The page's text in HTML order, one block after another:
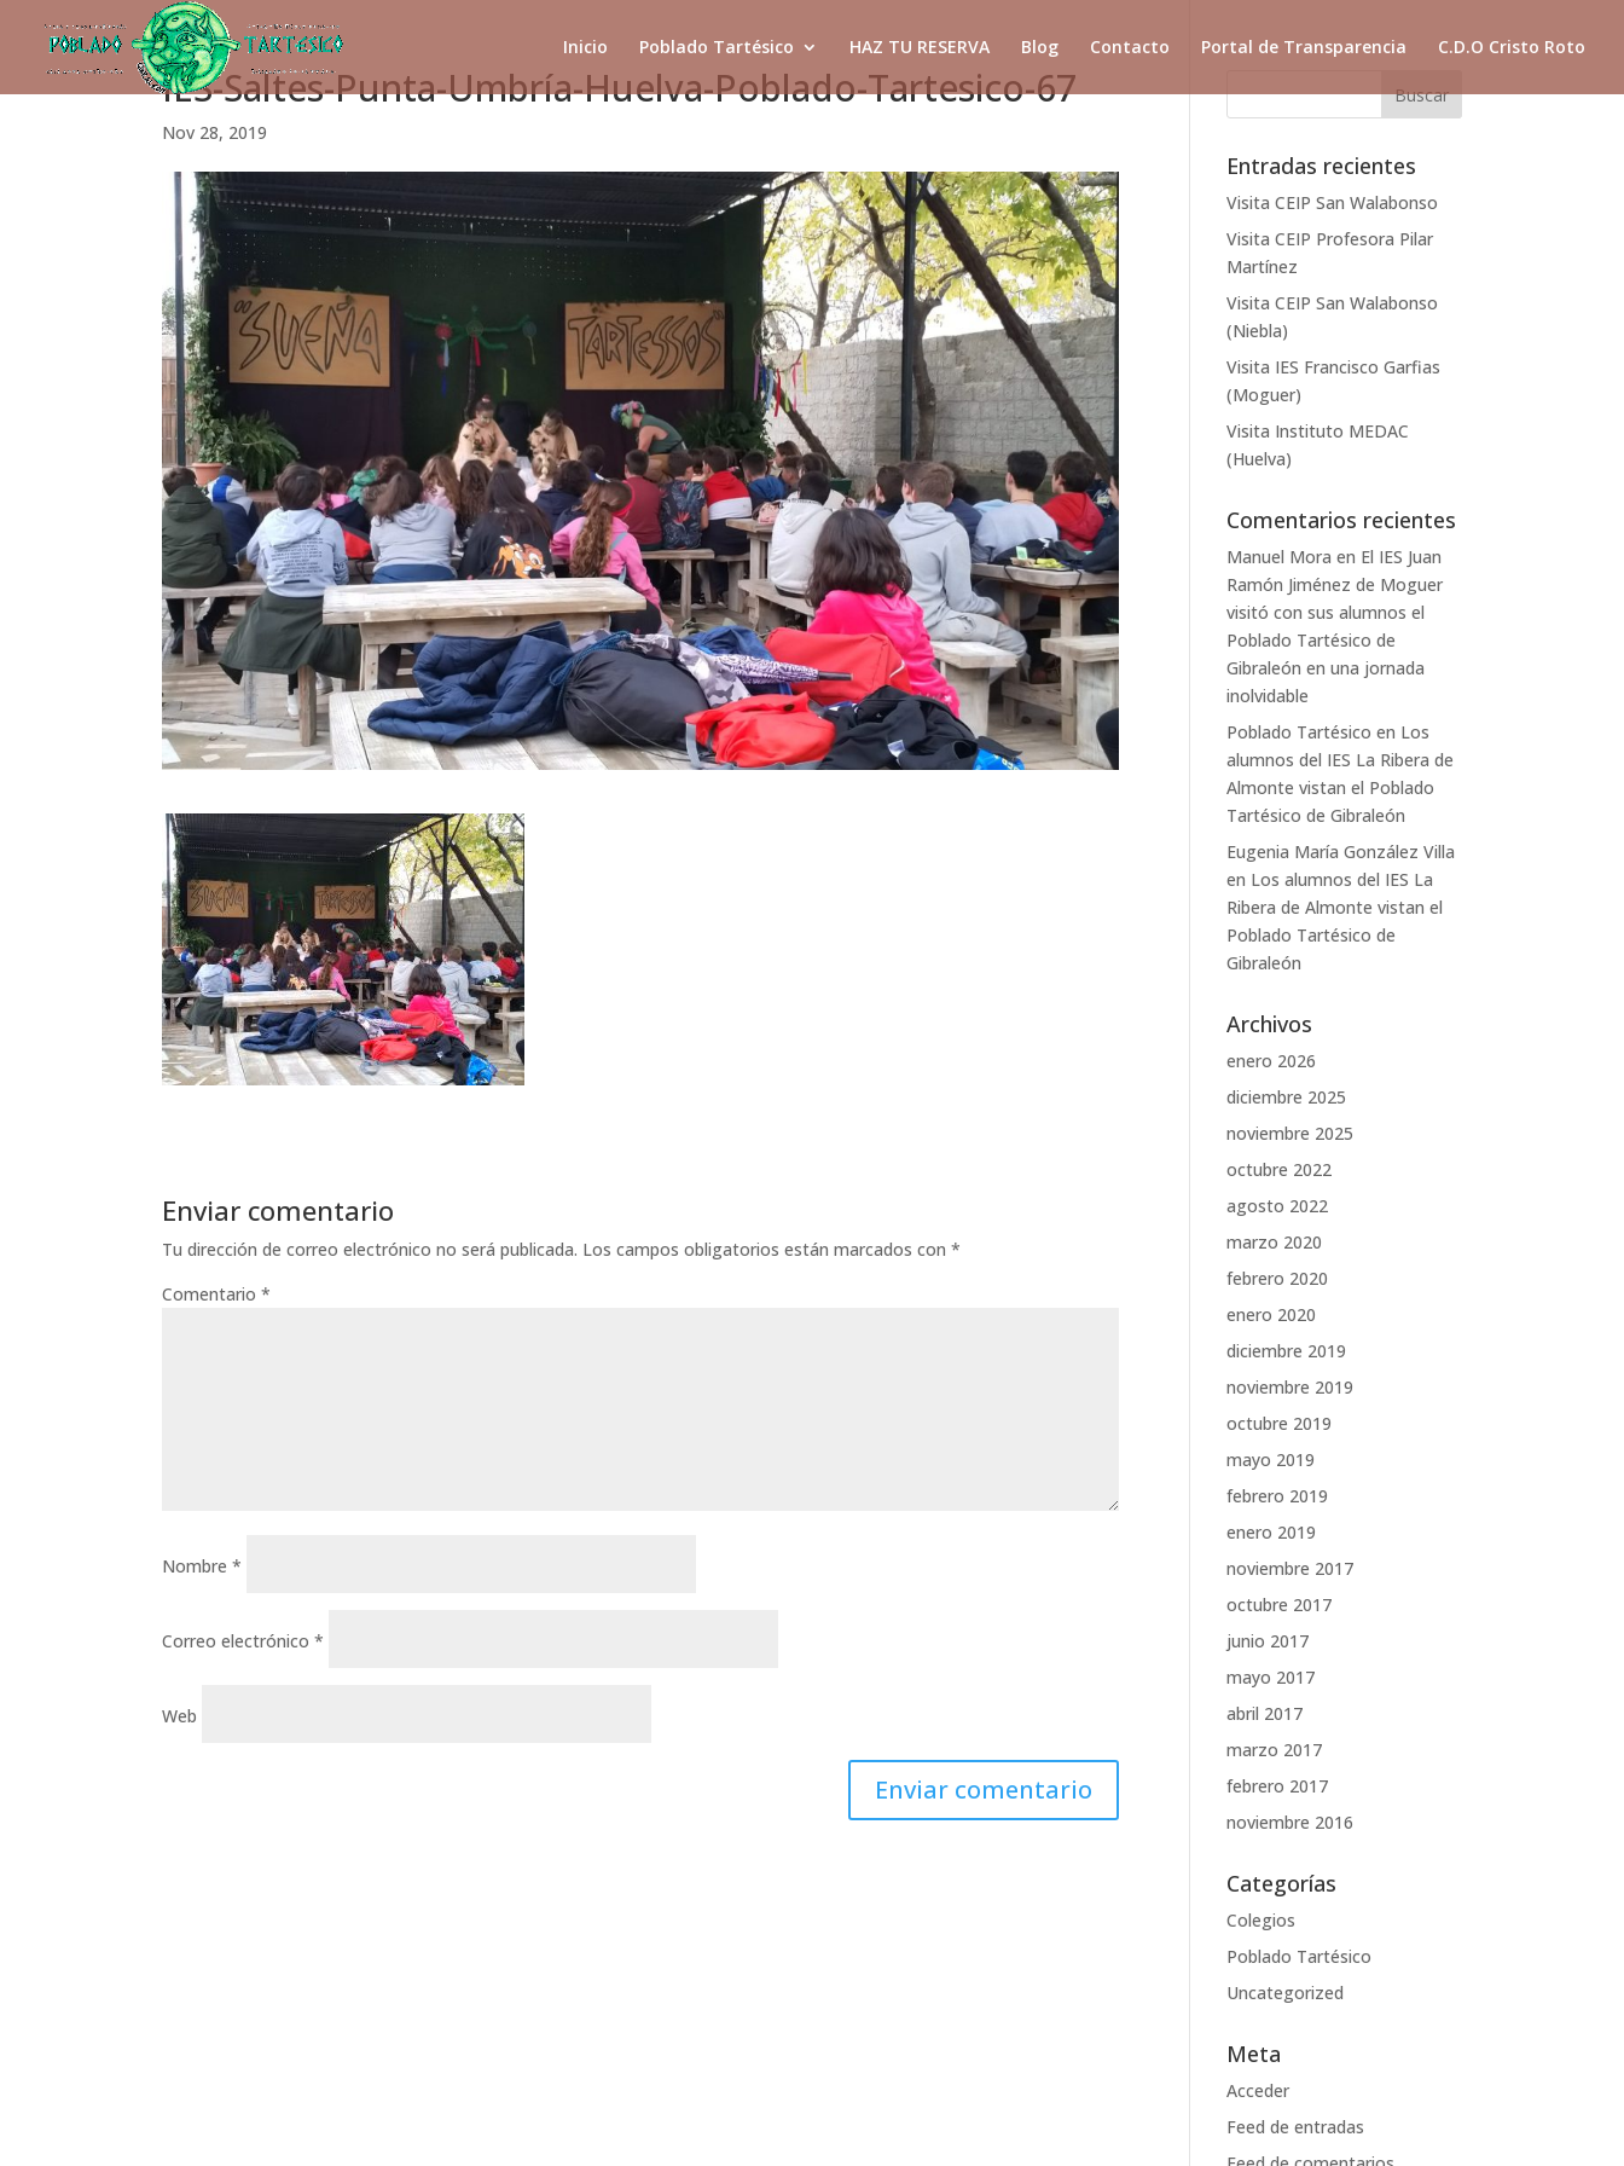
Inicio Poblado Tartésico HAZ TU RESERVA Blog Contacto Portal de Transparencia C.D.O Cristo Roto
IES-Saltes-Punta-Umbría-Huelva-Poblado-Tartesico-67
Nov 28, 2019
Enviar comentario
Tu dirección de correo electrónico no será publicada. Los campos obligatorios están marcados con*
Comentario*
Nombre*
Correo electrónico*
Web
Entradas recientes
Visita CEIP San Walabonso
Visita CEIP Profesora Pilar
Martínez
Visita CEIP San Walabonso
(Niebla)
Visita IES Francisco Garfias
(Moguer)
Visita Instituto MEDAC
(Huelva)
Comentarios recientes
Manuel Mora en El IES Juan
Ramón Jiménez de Moguer
visitó con sus alumnos el
Poblado Tartésico de
Gibraleón en una jornada
inolvidable
Poblado Tartésico en Los
alumnos del IES La Ribera de
Almonte vistan el Poblado
Tartésico de Gibraleón
Eugenia María González Villa
en Los alumnos del IES La
Ribera de Almonte vistan el
Poblado Tartésico de
Gibraleón
Archivos
enero 2026
diciembre 2025
noviembre 2025
octubre 2022
agosto 2022
marzo 2020
febrero 2020
enero 2020
diciembre 2019
noviembre 2019
octubre 2019
mayo 2019
febrero 2019
enero 2019
noviembre 2017
octubre 2017
junio 2017
mayo 2017
abril 2017
marzo 2017
febrero 2017
noviembre 2016
Categorías
Colegios
Poblado Tartésico
Uncategorized
Meta
Acceder
Feed de entradas